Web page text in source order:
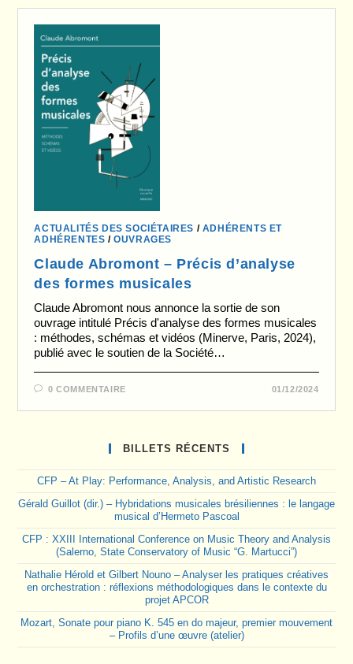
ACTUALITÉS DES SOCIÉTAIRES / ADHÉRENTS ET
ADHÉRENTES /OUVRAGES
Claude Abromont – Précis d’analyse
des formes musicales
Claude Abromont nous annonce la sortie de son
ouvrage intitulé Précis d'analyse des formes musicales
: méthodes, schémas et vidéos (Minerve, Paris, 2024),
publié avec le soutien de la Société…
0 COMMENTAIRE 01/12/2024
BILLETS RÉCENTS
CFP – At Play: Performance, Analysis, and Artistic Research
Gérald Guillot (dir.) – Hybridations musicales brésiliennes : le langage
musical d’Hermeto Pascoal
CFP : XXIII International Conference on Music Theory and Analysis
(Salerno, State Conservatory of Music “G. Martucci”)
Nathalie Hérold et Gilbert Nouno – Analyser les pratiques créatives
en orchestration : réflexions méthodologiques dans le contexte du
projet APCOR
Mozart, Sonate pour piano K. 545 en do majeur, premier mouvement
– Profils d’une œuvre (atelier)